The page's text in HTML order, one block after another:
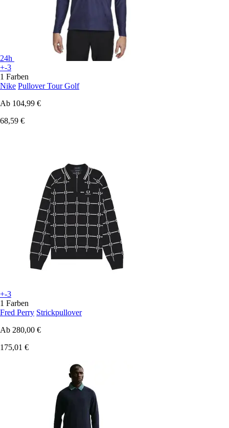
24h
+-3
1 Farben
Nike Pullover Tour Golf
Ab 104,99 €
68,59 €
+-3
1 Farben
Fred Perry Strickpullover
Ab 280,00 €
175,01 €